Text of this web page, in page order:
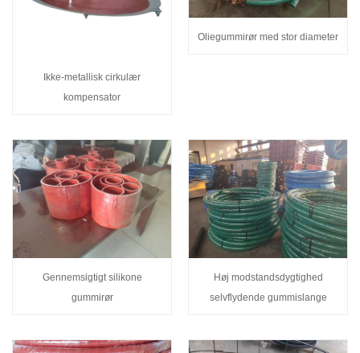
Ikke-metallisk cirkulær
kompensator
Oliegummirør med stor diameter
Gennemsigtigt silikone
gummirør
Høj modstandsdygtighed
selvflydende gummislange